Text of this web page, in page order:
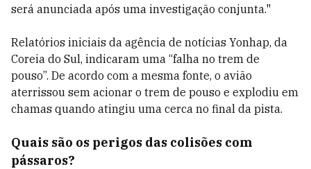
será anunciada após uma investigação conjunta."
Relatórios iniciais da agência de notícias Yonhap, da
Coreia do Sul, indicaram uma “falha no trem de
pouso”. De acordo com a mesma fonte, o avião
aterrissou sem acionar o trem de pouso e explodiu em
chamas quando atingiu uma cerca no final da pista.
Quais são os perigos das colisões com
pássaros?